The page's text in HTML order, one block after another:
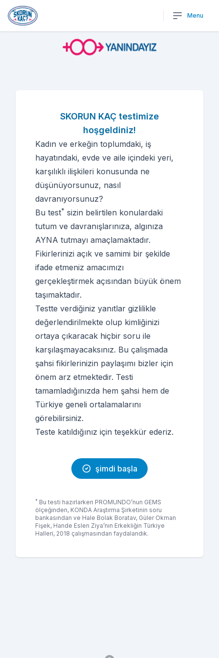
Menu
SKORUN KAÇ testimize
hoşgeldiniz!
Kadın ve erkeğin toplumdaki, iş
hayatındaki, evde ve aile içindeki yeri,
karşılıklı ilişkileri konusunda ne
düşünüyorsunuz, nasıl
davranıyorsunuz?
Bu test* sizin belirtilen konulardaki
tutum ve davranışlarınıza, algınıza
AYNA tutmayı amaçlamaktadır.
Fikirlerinizi açık ve samimi bir şekilde
ifade etmeniz amacımızı
gerçekleştirmek açısından büyük önem
taşımaktadır.
Testte verdiğiniz yanıtlar gizlilikle
değerlendirilmekte olup kimliğinizi
ortaya çıkaracak hiçbir soru ile
karşılaşmayacaksınız. Bu çalışmada
şahsi fikirlerinizin paylaşımı bizler için
önem arz etmektedir. Testi
tamamladığınızda hem şahsi hem de
Türkiye geneli ortalamalarını
görebilirsiniz.
Teste katıldığınız için teşekkür ederiz.
şimdi başla
* Bu testi hazırlarken PROMUNDO’nun GEMS
ölçeğinden, KONDA Araştırma Şirketinin soru
bankasından ve Hale Bolak Boratav, Güler Okman
Fişek, Hande Eslen Ziya’nın Erkekliğin Türkiye
Halleri, 2018 çalışmasından faydalandık.